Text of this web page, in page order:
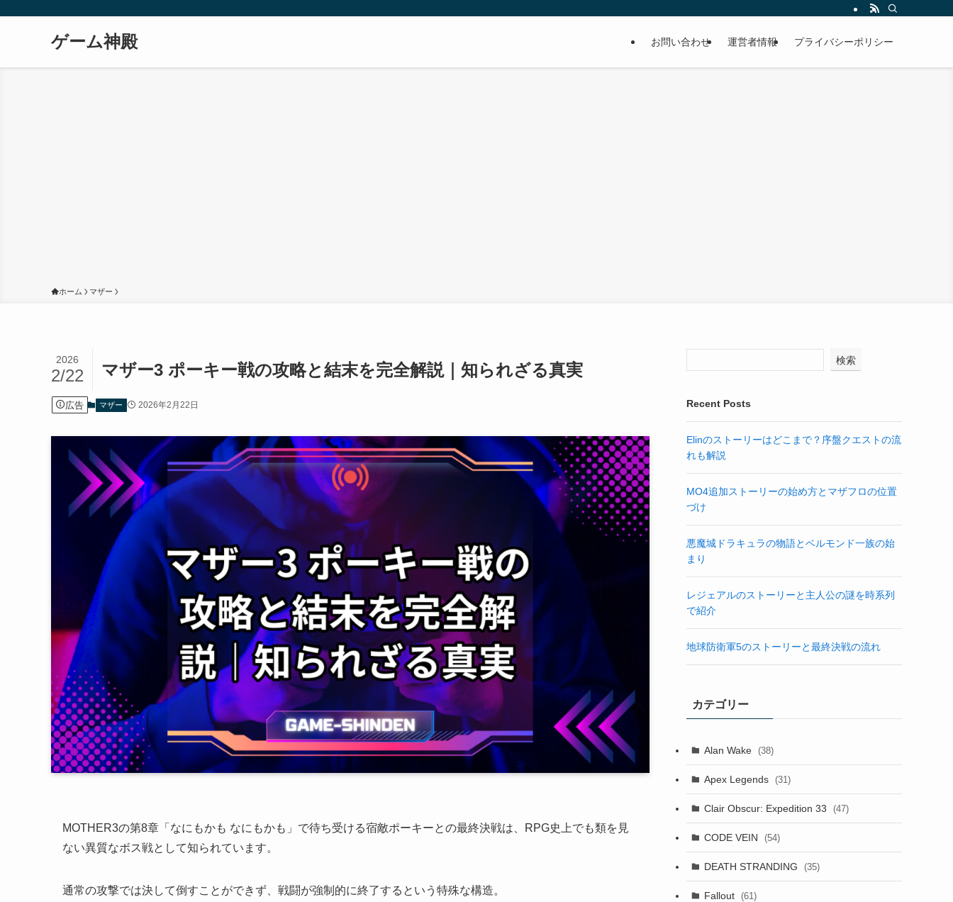
ゲーム神殿 お問い合わせ 運営者情報 プライバシーポリシー
ホーム マザー
マザー3 ポーキー戦の攻略と結末を完全解説｜知られざる真実
2026
2/22
広告 マザー 2026年2月22日
MOTHER3の第8章「なにもかも なにもかも」で待ち受ける宿敵ポーキーとの最終決戦は、RPG史上でも類を見
ない異質なボス戦として知られています。
通常の攻撃では決して倒すことができず、戦闘が強制的に終了するという特殊な構造。
検索
Recent Posts
Elinのストーリーはどこまで？序盤クエストの流
れも解説
MO4追加ストーリーの始め方とマザフロの位置
づけ
悪魔城ドラキュラの物語とベルモンド一族の始
まり
レジェアルのストーリーと主人公の謎を時系列
で紹介
地球防衛軍5のストーリーと最終決戦の流れ
カテゴリー
Alan Wake (38)
Apex Legends (31)
Clair Obscur: Expedition 33 (47)
CODE VEIN (54)
DEATH STRANDING (35)
Fallout (61)